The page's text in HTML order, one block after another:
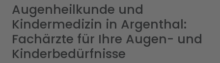
Augenheilkunde und
Kindermedizin in Argenthal:
Fachärzte für Ihre Augen- und
Kinderbedürfnisse